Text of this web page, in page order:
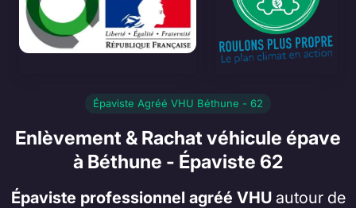
Épaviste Agréé VHU Béthune - 62
Enlèvement & Rachat véhicule épave
à Béthune - Épaviste 62
Épaviste professionnel agréé VHUautour de